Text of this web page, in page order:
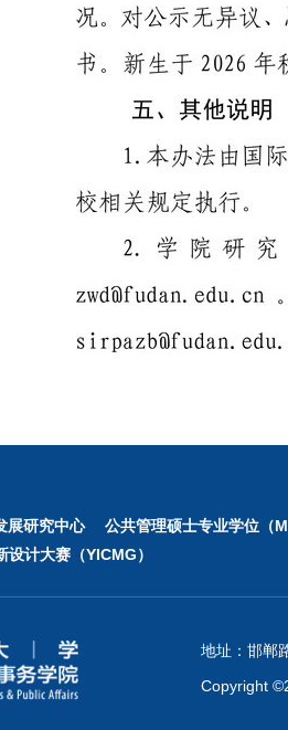
展研究中心 公共管理硕士专业学位（
计大赛（YICMG）
地址：邯郸
Copyright